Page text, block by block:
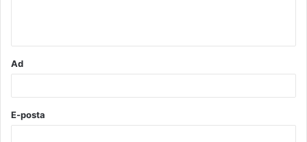
Ad
E-posta